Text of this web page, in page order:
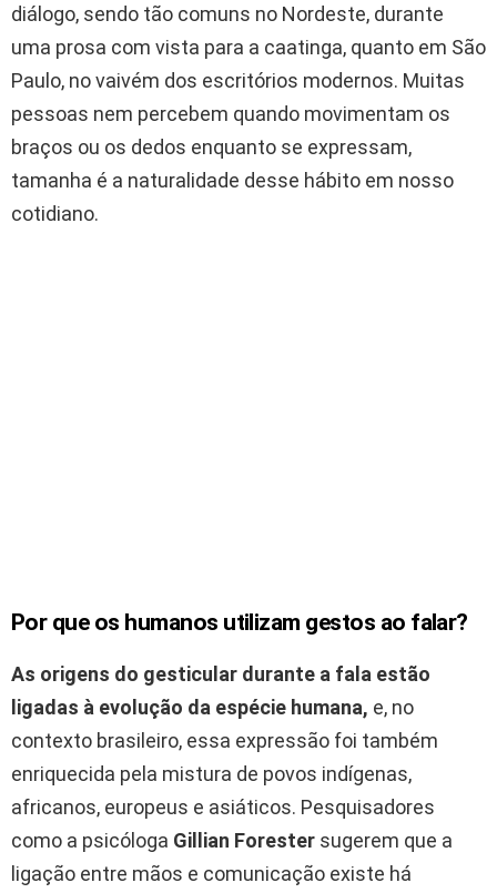
diálogo, sendo tão comuns no Nordeste, durante
uma prosa com vista para a caatinga, quanto em São
Paulo, no vaivém dos escritórios modernos. Muitas
pessoas nem percebem quando movimentam os
braços ou os dedos enquanto se expressam,
tamanha é a naturalidade desse hábito em nosso
cotidiano.
Por que os humanos utilizam gestos ao falar?
As origens do gesticular durante a fala estão
ligadas à evolução da espécie humana, e, no
contexto brasileiro, essa expressão foi também
enriquecida pela mistura de povos indígenas,
africanos, europeus e asiáticos. Pesquisadores
como a psicóloga Gillian Forester sugerem que a
ligação entre mãos e comunicação existe há